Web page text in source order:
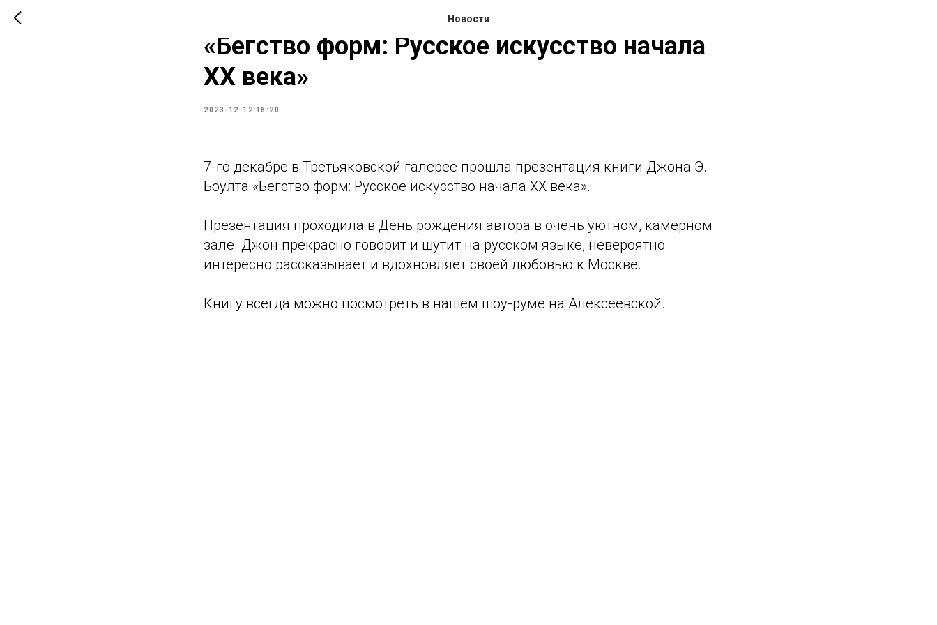
Новости
Презентация книги Джона Э. Боулта
«Бегство форм: Русское искусство начала
ХХ века»
2023-12-12 18:20
7-го декабре в Третьяковской галерее прошла презентация книги Джона Э.
Боулта «Бегство форм: Русское искусство начала ХХ века».
Презентация проходила в День рождения автора в очень уютном, камерном
зале. Джон прекрасно говорит и шутит на русском языке, невероятно
интересно рассказывает и вдохновляет своей любовью к Москве.
Книгу всегда можно посмотреть в нашем шоу-руме на Алексеевской.